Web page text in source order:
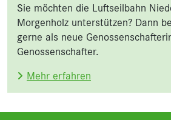
Sie möchten die Luftseilbahn
Morgenholz unterstützen? Dann
gerne als neue
Genossenschafter.
Mehr erfahren